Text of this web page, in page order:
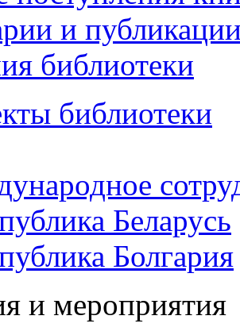
и
библиотеки
библиотеки
Беларусь
Болгария
и мероприятия